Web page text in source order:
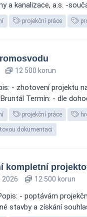
a kanalizace, a.s. -
projekční práce
12 500 korun
- zhotovení projektu
Termín: - dle
projekční práce
dokumentaci
kompletní
2026 12 500 korun
- poptávám
stavby a získání